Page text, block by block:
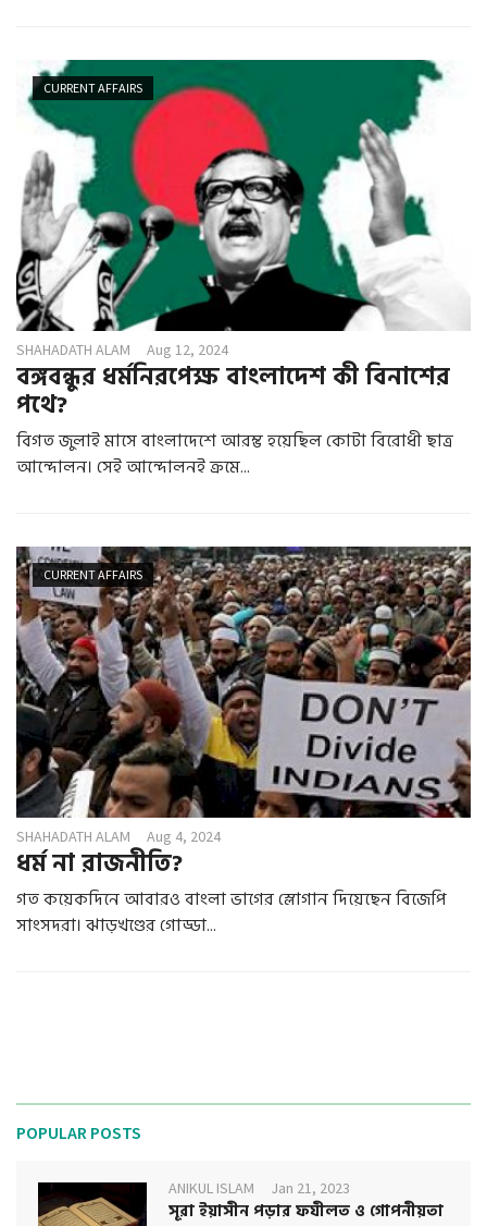
CURRENT AFFAIRS
SHAHADATH ALAM Aug 12, 2024
বঙ্গবন্ধুর ধর্মনিরপেক্ষ বাংলাদেশ কী বিনাশের
পথে?
বিগত জুলাই মাসে বাংলাদেশে আরম্ভ হয়েছিল কোটা বিরোধী ছাত্র
আন্দোলন। সেই আন্দোলনই ক্রমে...
CURRENT AFFAIRS
SHAHADATH ALAM Aug 4, 2024
ধর্ম না রাজনীতি?
গত কয়েকদিনে আবারও বাংলা ভাগের স্লোগান দিয়েছেন বিজেপি
সাংসদরা। ঝাড়খণ্ডের গোড্ডা...
POPULAR POSTS
ANIKUL ISLAM Jan 21, 2023
সূরা ইয়াসীন পড়ার ফযীলত ও গোপনীয়তা